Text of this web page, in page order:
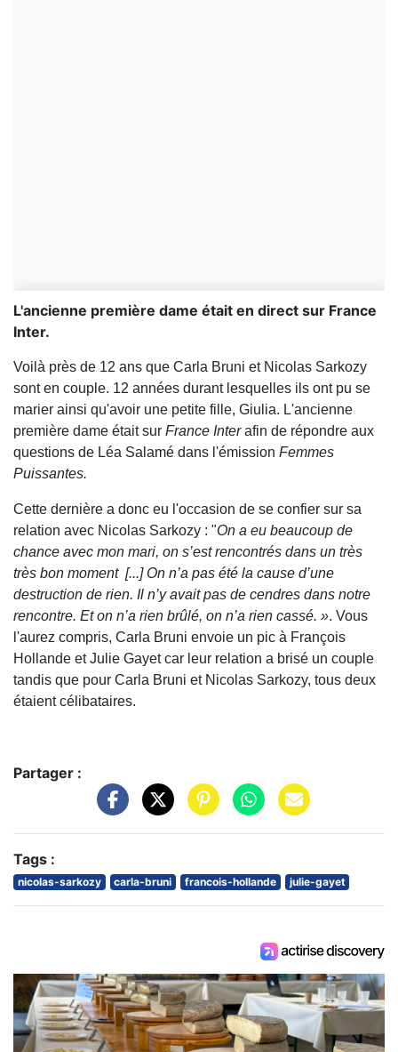
L'ancienne première dame était en direct sur France
Inter.
Voilà près de 12 ans que Carla Bruni et Nicolas Sarkozy
sont en couple. 12 années durant lesquelles ils ont pu se
marier ainsi qu'avoir une petite fille, Giulia. L'ancienne
première dame était sur France Interafin de répondre aux
questions de Léa Salamé dans l'émission Femmes
Puissantes.
Cette dernière a donc eu l'occasion de se confier sur sa
relation avec Nicolas Sarkozy : "On a eu beaucoup de
chance avec mon mari, on s’est rencontrés dans un très
très bon moment [...] On n’a pas été la cause d’une
destruction de rien. Il n’y avait pas de cendres dans notre
rencontre. Et on n’a rien brûlé, on n’a rien cassé. ». Vous
l'aurez compris, Carla Bruni envoie un pic à François
Hollande et Julie Gayet car leur relation a brisé un couple
tandis que pour Carla Bruni et Nicolas Sarkozy, tous deux
étaient célibataires.
Partager :
Tags :
nicolas-sarkozy carla-bruni francois-hollande julie-gayet